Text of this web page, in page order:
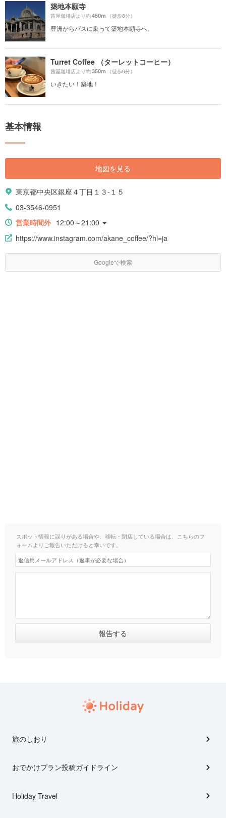
築地本願寺
茜屋珈琲店より約450m （徒歩8分）
豊洲からバスに乗って築地本願寺へ。
Turret Coffee （ターレットコーヒー）
茜屋珈琲店より約350m （徒歩6分）
いきたい！築地！
基本情報
地図を見る
東京都中央区銀座４丁目１３-１５
03-3546-0951
営業時間外 12:00～21:00
https://www.instagram.com/akane_coffee/?hl=ja
Googleで検索
スポット情報に誤りがある場合や、移転・閉店している場合は、こちらのフ
ォームよりご報告いただけると幸いです。
旅のしおり
おでかけプラン投稿ガイドライン
Holiday Travel